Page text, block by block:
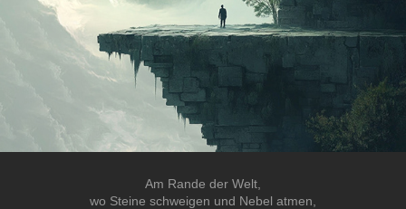
Am Rande der Welt,
wo Steine schweigen und Nebel atmen,